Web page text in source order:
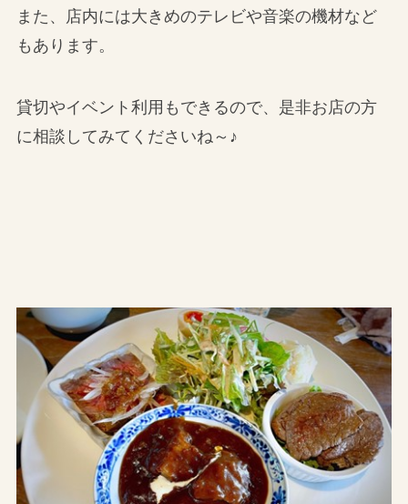
また、店内には大きめのテレビや音楽の機材など
もあります。
貸切やイベント利用もできるので、是非お店の方
に相談してみてくださいね～♪